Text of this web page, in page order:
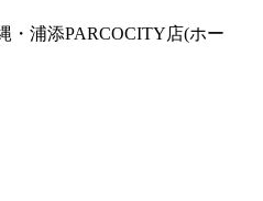
・浦添PARCOCITY店(ホー